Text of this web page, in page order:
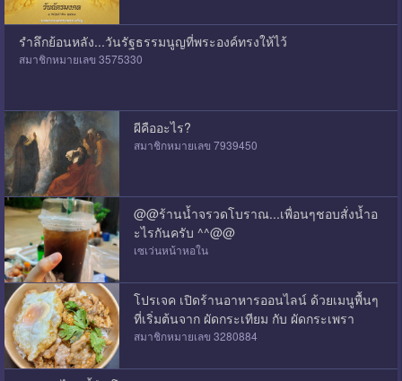
รำลึกย้อนหลัง...วันรัฐธรรมนูญที่พระองค์ทรงให้ไว้
สมาชิกหมายเลข 3575330
ผีคืออะไร?
สมาชิกหมายเลข 7939450
@@ร้านน้ำจรวดโบราณ...เพื่อนๆชอบสั่งน้ำอ
ะไรกันครับ ^^@@
เซเว่นหน้าหอใน
โปรเจค เปิดร้านอาหารออนไลน์ ด้วยเมนูพื้นๆ
ที่เริ่มต้นจาก ผัดกระเทียม กับ ผัดกระเพรา
สมาชิกหมายเลข 3280884